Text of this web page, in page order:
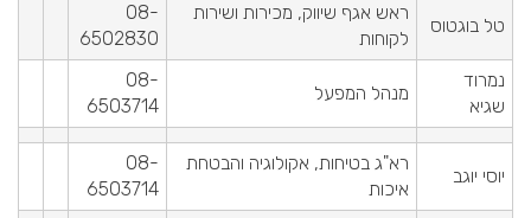
טל בוגטוס
ראש אגף שיווק, מכירות ושירות
לקוחות
08-
6502830
נמרוד
שגיא
מנהל המפעל
08-
6503714
יוסי יוגב
רא"ג בטיחות, אקולוגיה והבטחת
איכות
08-
6503714